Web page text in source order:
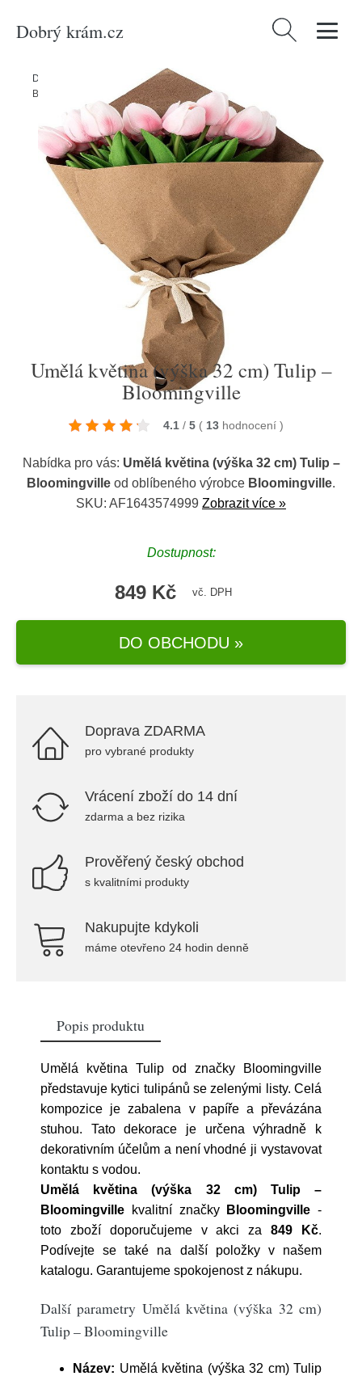
Dobrý krám.cz Vyhledávání
Domů Dekorace/Umělá květina (výška 32 cm) Tulip –
Bloomingville
Umělá květina (výška 32 cm) Tulip –
Bloomingville
4.1 / 5 ( 13 hodnocení )
Nabídka pro vás: Umělá květina (výška 32 cm) Tulip –
Bloomingville od oblíbeného výrobce Bloomingville.
SKU: AF1643574999 Zobrazit více »
Dostupnost:
849 Kč vč. DPH
DO OBCHODU »
Doprava ZDARMA
pro vybrané produkty
Vrácení zboží do 14 dní
zdarma a bez rizika
Prověřený český obchod
s kvalitními produkty
Nakupujte kdykoli
máme otevřeno 24 hodin denně
Popis produktu
Umělá květina Tulip od značky Bloomingville
představuje kytici tulipánů se zelenými listy. Celá
kompozice je zabalena v papíře a převázána
stuhou. Tato dekorace je určena výhradně k
dekorativním účelům a není vhodné ji vystavovat
kontaktu s vodou.
Umělá květina (výška 32 cm) Tulip –
Bloomingville kvalitní značky Bloomingville -
toto zboží doporučujeme v akci za849 Kč.
Podívejte se také na další položky v našem
katalogu. Garantujeme spokojenost z nákupu.
Další parametry Umělá květina (výška 32 cm)
Tulip – Bloomingville
Název: Umělá květina (výška 32 cm) Tulip